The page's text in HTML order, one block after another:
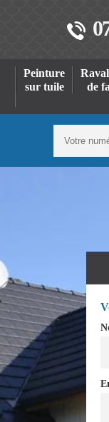
Peinture
sur tuile
de